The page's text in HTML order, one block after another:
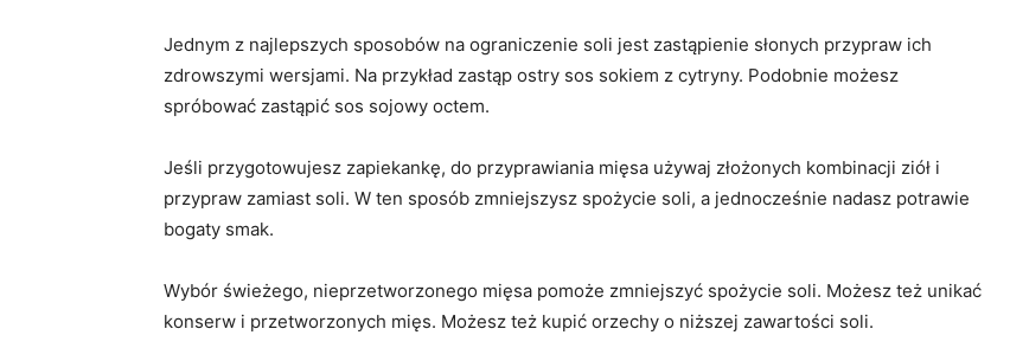
Jednym z najlepszych sposobów na ograniczenie soli jest zastąpienie słonych przypraw ich
zdrowszymi wersjami. Na przykład zastąp ostry sos sokiem z cytryny. Podobnie możesz
spróbować zastąpić sos sojowy octem.
Jeśli przygotowujesz zapiekankę, do przyprawiania mięsa używaj złożonych kombinacji ziół i
przypraw zamiast soli. W ten sposób zmniejszysz spożycie soli, a jednocześnie nadasz potrawie
bogaty smak.
Wybór świeżego, nieprzetworzonego mięsa pomoże zmniejszyć spożycie soli. Możesz też unikać
konserw i przetworzonych mięs. Możesz też kupić orzechy o niższej zawartości soli.